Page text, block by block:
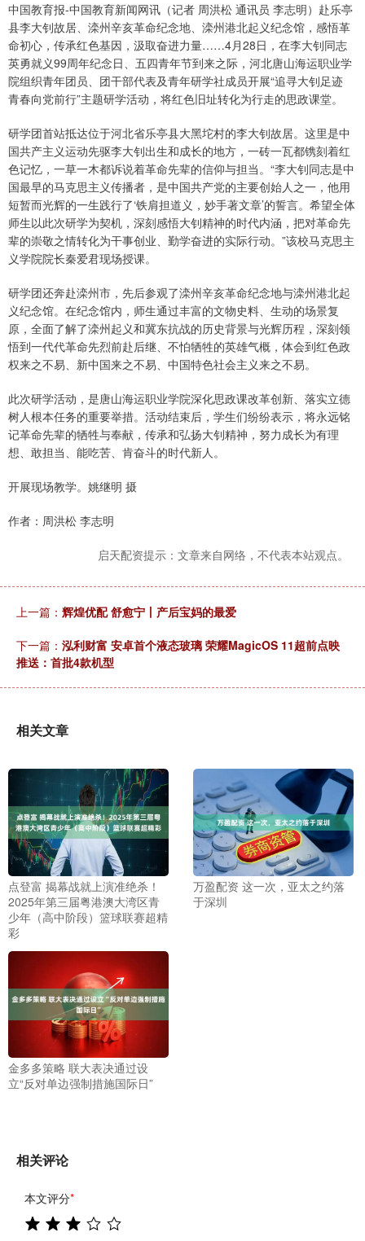
中国教育报-中国教育新闻网讯（记者 周洪松 通讯员 李志明）赴乐亭
县李大钊故居、滦州辛亥革命纪念地、滦州港北起义纪念馆，感悟革
命初心，传承红色基因，汲取奋进力量……4月28日，在李大钊同志
英勇就义99周年纪念日、五四青年节到来之际，河北唐山海运职业学
院组织青年团员、团干部代表及青年研学社成员开展“追寻大钊足迹
青春向党前行”主题研学活动，将红色旧址转化为行走的思政课堂。
研学团首站抵达位于河北省乐亭县大黑坨村的李大钊故居。这里是中
国共产主义运动先驱李大钊出生和成长的地方，一砖一瓦都镌刻着红
色记忆，一草一木都诉说着革命先辈的信仰与担当。“李大钊同志是中
国最早的马克思主义传播者，是中国共产党的主要创始人之一，他用
短暂而光辉的一生践行了‘铁肩担道义，妙手著文章’的誓言。希望全体
师生以此次研学为契机，深刻感悟大钊精神的时代内涵，把对革命先
辈的崇敬之情转化为干事创业、勤学奋进的实际行动。”该校马克思主
义学院院长秦爱君现场授课。
研学团还奔赴滦州市，先后参观了滦州辛亥革命纪念地与滦州港北起
义纪念馆。在纪念馆内，师生通过丰富的文物史料、生动的场景复
原，全面了解了滦州起义和冀东抗战的历史背景与光辉历程，深刻领
悟到一代代革命先烈前赴后继、不怕牺牲的英雄气概，体会到红色政
权来之不易、新中国来之不易、中国特色社会主义来之不易。
此次研学活动，是唐山海运职业学院深化思政课改革创新、落实立德
树人根本任务的重要举措。活动结束后，学生们纷纷表示，将永远铭
记革命先辈的牺牲与奉献，传承和弘扬大钊精神，努力成长为有理
想、敢担当、能吃苦、肯奋斗的时代新人。
开展现场教学。姚继明 摄
作者：周洪松 李志明
启天配资提示：文章来自网络，不代表本站观点。
上一篇： 辉煌优配 舒愈宁丨产后宝妈的最爱
下一篇： 泓利财富 安卓首个液态玻璃 荣耀MagicOS 11超前点映
推送：首批4款机型
相关文章
点登富 揭幕战就上演准绝杀！
2025年第三届粤港澳大湾区青
少年（高中阶段）篮球联赛超精
彩
万盈配资 这一次，亚太之约落
于深圳
金多多策略 联大表决通过设
立“反对单边强制措施国际日”
相关评论
本文评分*